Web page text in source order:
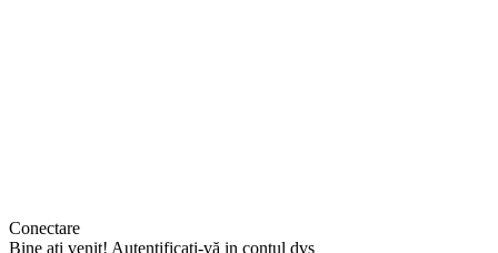
Conectare
Bine ați venit! Autentificați-vă in contul dvs